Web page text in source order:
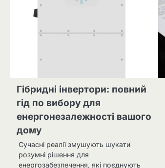
Гібридні інвертори: повний
гід по вибору для
енергонезалежності вашого
дому
Сучасні реалії змушують шукати
розумні рішення для
енергозабезпечення, які поєднують